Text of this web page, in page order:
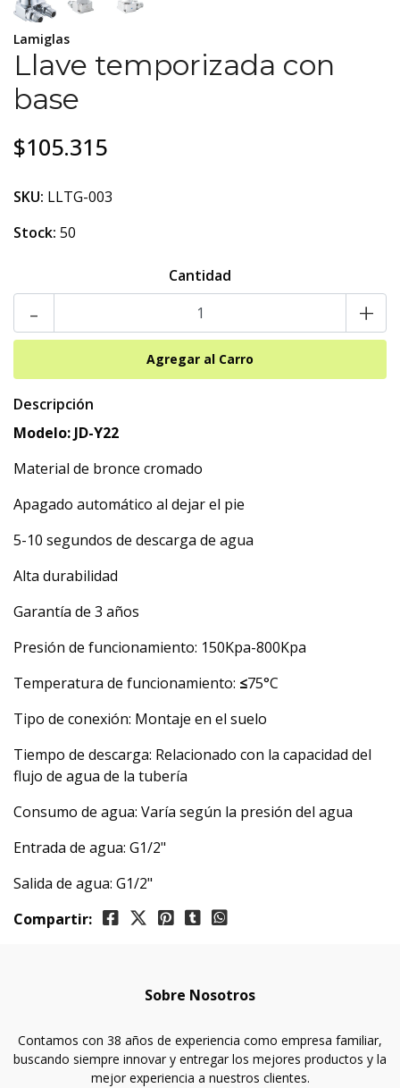
Lamiglas
Llave temporizada con
base
$105.315
SKU: LLTG-003
Stock: 50
Cantidad
- +
Descripción
Modelo: JD-Y22
Material de bronce cromado
Apagado automático al dejar el pie
5-10 segundos de descarga de agua
Alta durabilidad
Garantía de 3 años
Presión de funcionamiento: 150Kpa-800Kpa
Temperatura de funcionamiento: ≤75°C
Tipo de conexión: Montaje en el suelo
Tiempo de descarga: Relacionado con la capacidad del
flujo de agua de la tubería
Consumo de agua: Varía según la presión del agua
Entrada de agua: G1/2"
Salida de agua: G1/2"
Compartir:
Sobre Nosotros
Contamos con 38 años de experiencia como empresa familiar,
buscando siempre innovar y entregar los mejores productos y la
mejor experiencia a nuestros clientes.